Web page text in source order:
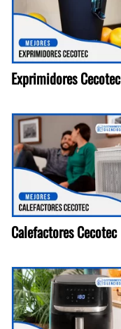
Exprimidores Cecotec
Calefactores Cecotec